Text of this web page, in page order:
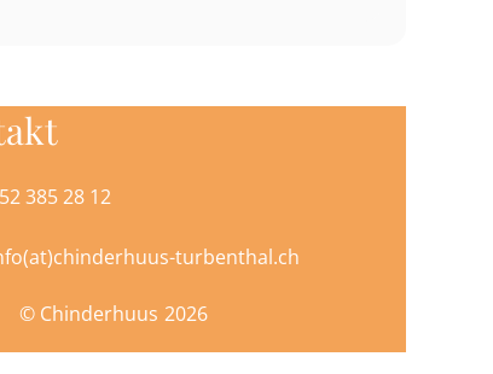
385 28 12
turbenthal.ch
© Chinderhuus 2026